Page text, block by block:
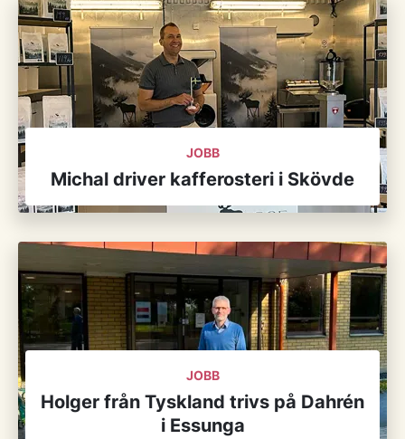
JOBB
Michal driver kafferosteri i Skövde
JOBB
Holger från Tyskland trivs på Dahrén
i Essunga